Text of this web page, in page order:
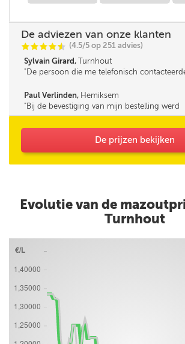
De adviezen van onze klanten
CCCCi
@ (4.5/5 op 251 advies)
Sylvain Girard, Turnhout
De persoon die me telefonisch
leek me. Verder was de service super!
Paul Verlinden, Hemiksem
Bij de bevestiging van mijn bestelling werd
mijn opmerking (Korting HNN personeel)
De prijzen bekijken
Evolutie van de
Turnhout